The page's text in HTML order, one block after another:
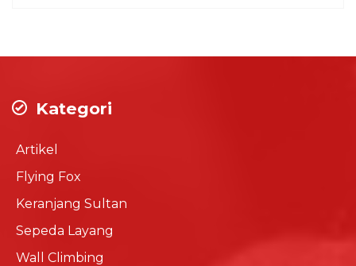
Kategori
Artikel
Flying Fox
Keranjang Sultan
Sepeda Layang
Wall Climbing